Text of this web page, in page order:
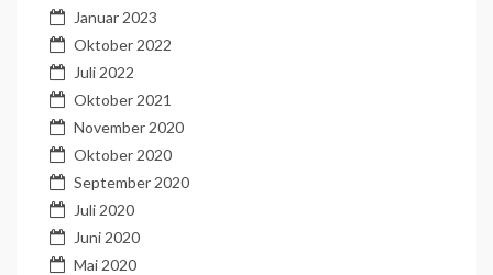
Januar 2023
Oktober 2022
Juli 2022
Oktober 2021
November 2020
Oktober 2020
September 2020
Juli 2020
Juni 2020
Mai 2020